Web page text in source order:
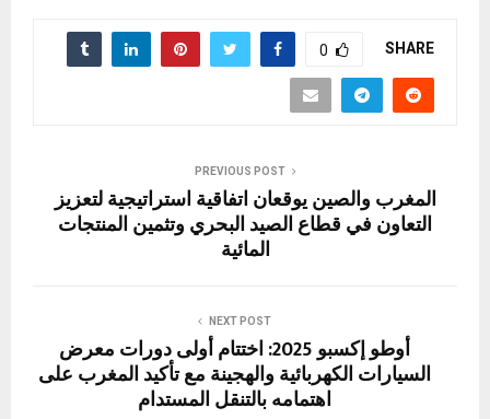
b
o
A
se
n
er
es
e
gr
st
o
ail
ar
e
SHARE
0
PREVIOUS POST
المغرب والصين يوقعان اتفاقية استراتيجية لتعزيز
التعاون في قطاع الصيد البحري وتثمين المنتجات
المائية
NEXT POST
أوطو إكسبو 2025: اختتام أولى دورات معرض
السيارات الكهربائية والهجينة مع تأكيد المغرب على
اهتمامه بالتنقل المستدام